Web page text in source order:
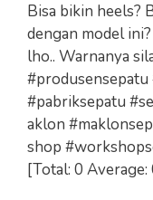
Bisa bikin heels?
dengan model
lho.. Warnanya
#produsensepatu
#pabriksepatu
aklon
shop
[Total: 0 Average: